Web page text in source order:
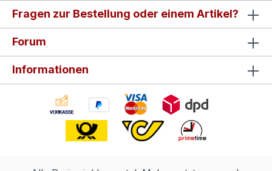
Fragen zur Bestellung oder einem Artikel?
Forum
Informationen